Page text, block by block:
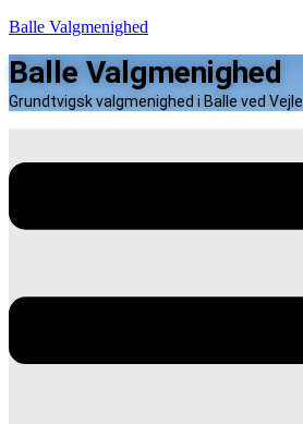
Balle Valgmenighed
Balle Valgmenighed
Grundtvigsk valgmenighed i Balle ved Vejle